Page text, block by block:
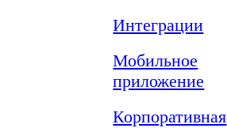
Интеграции
Мобильное
приложение
Корпоративная